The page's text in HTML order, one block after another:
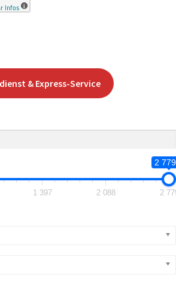
& Express-Service
2
1 397 2 088 2